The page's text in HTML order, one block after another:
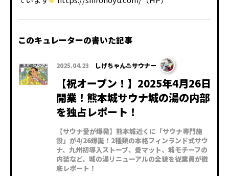
このキュレーターの書いた記事
2025.04.23 しげちゃん♨サウナー
【祝オープン！】2025年4月26日
開業！熊本城サウナ城の湯の内部
を独占レポート！
【サウナ愛が爆発】熊本城近くに「サウナ専門施
設」が4/26爆誕！2種類の本格フィンランド式サウ
ナ、九州初導入ストーブ、畳マット、城モチーフの
内装など、城の湯リニューアルの全貌を従業員が徹
底レポート！